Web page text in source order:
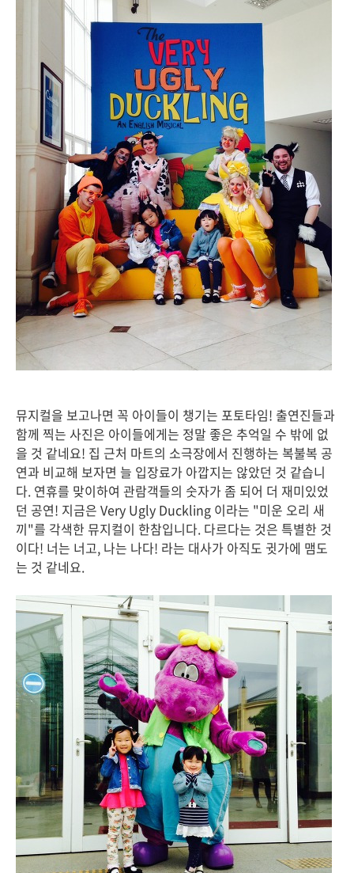
뮤지컬을 보고나면 꼭 아이들이 챙기는 포토타임! 출연진들과
함께 찍는 사진은 아이들에게는 정말 좋은 추억일 수 밖에 없
을 것 같네요! 집 근처 마트의 소극장에서 진행하는 복불복 공
연과 비교해 보자면 늘 입장료가 아깝지는 않았던 것 같습니
다. 연휴를 맞이하여 관람객들의 숫자가 좀 되어 더 재미있었
던 공연! 지금은 Very Ugly Duckling 이라는 "미운 오리 새
끼"를 각색한 뮤지컬이 한참입니다. 다르다는 것은 특별한 것
이다! 너는 너고, 나는 나다! 라는 대사가 아직도 귓가에 맴도
는 것 같네요.